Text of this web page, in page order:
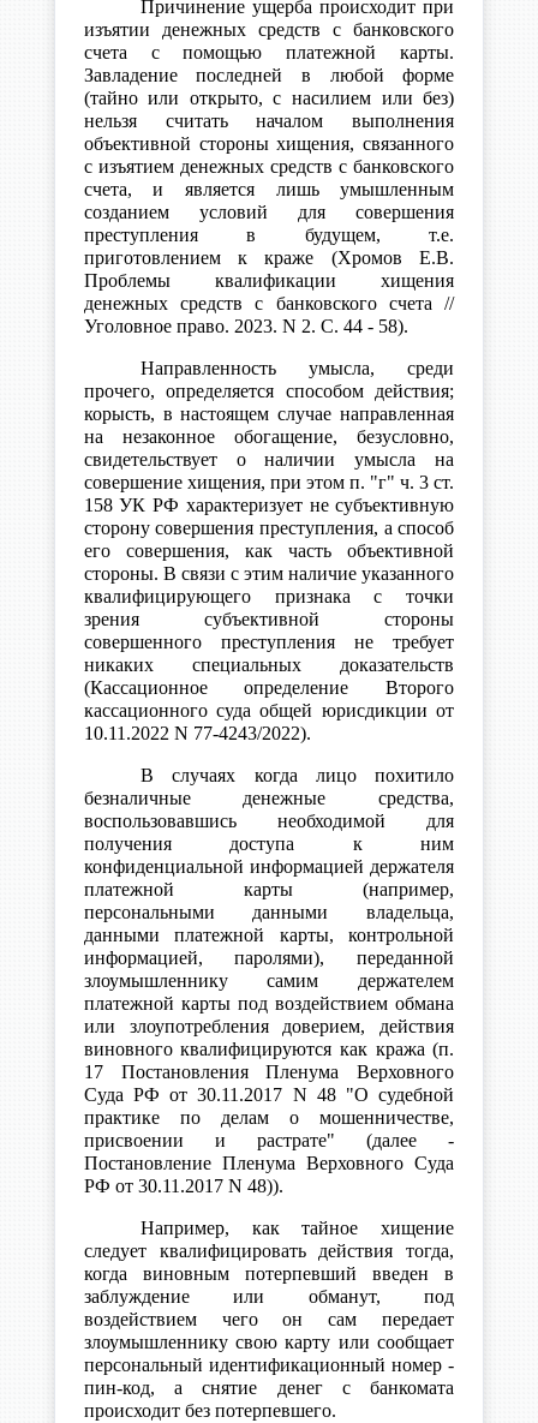
Причинение ущерба происходит при
изъятии денежных средств с банковского
счета с помощью платежной карты.
Завладение последней в любой форме
(тайно или открыто, с насилием или без)
нельзя считать началом выполнения
объективной стороны хищения, связанного
с изъятием денежных средств с банковского
счета, и является лишь умышленным
созданием условий для совершения
преступления в будущем, т.е.
приготовлением к краже (Хромов Е.В.
Проблемы квалификации хищения
денежных средств с банковского счета //
Уголовное право. 2023. N 2. С. 44 - 58).
Направленность умысла, среди
прочего, определяется способом действия;
корысть, в настоящем случае направленная
на незаконное обогащение, безусловно,
свидетельствует о наличии умысла на
совершение хищения, при этом п. "г" ч. 3 ст.
158 УК РФ характеризует не субъективную
сторону совершения преступления, а способ
его совершения, как часть объективной
стороны. В связи с этим наличие указанного
квалифицирующего признака с точки
зрения субъективной стороны
совершенного преступления не требует
никаких специальных доказательств
(Кассационное определение Второго
кассационного суда общей юрисдикции от
10.11.2022 N 77-4243/2022).
В случаях когда лицо похитило
безналичные денежные средства,
воспользовавшись необходимой для
получения доступа к ним
конфиденциальной информацией держателя
платежной карты (например,
персональными данными владельца,
данными платежной карты, контрольной
информацией, паролями), переданной
злоумышленнику самим держателем
платежной карты под воздействием обмана
или злоупотребления доверием, действия
виновного квалифицируются как кража (п.
17 Постановления Пленума Верховного
Суда РФ от 30.11.2017 N 48 "О судебной
практике по делам о мошенничестве,
присвоении и растрате" (далее -
Постановление Пленума Верховного Суда
РФ от 30.11.2017 N 48)).
Например, как тайное хищение
следует квалифицировать действия тогда,
когда виновным потерпевший введен в
заблуждение или обманут, под
воздействием чего он сам передает
злоумышленнику свою карту или сообщает
персональный идентификационный номер -
пин-код, а снятие денег с банкомата
происходит без потерпевшего.